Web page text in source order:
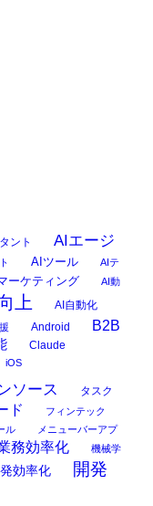
ント
AIエージ
AIツール
AIテ
ーケティング AI動
上 AI自動化
Android
B2B
Claude
iOS
ソース
タスク
ド フィンテック
ル
メニューバーアプ
務効率化 機械学
効率化
開発